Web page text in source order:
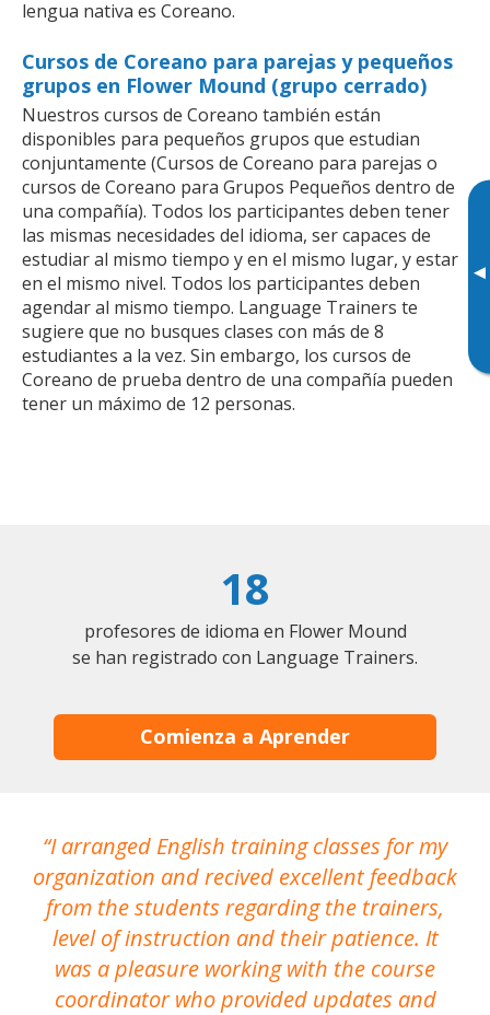
▸
lengua nativa es Coreano.
Cursos de Coreano para parejas y pequeños
grupos en Flower Mound (grupo cerrado)
Nuestros cursos de Coreano también están
disponibles para pequeños grupos que estudian
conjuntamente (Cursos de Coreano para parejas o
cursos de Coreano para Grupos Pequeños dentro de
una compañía). Todos los participantes deben tener
las mismas necesidades del idioma, ser capaces de
estudiar al mismo tiempo y en el mismo lugar, y estar
en el mismo nivel. Todos los participantes deben
agendar al mismo tiempo. Language Trainers te
sugiere que no busques clases con más de 8
estudiantes a la vez. Sin embargo, los cursos de
Coreano de prueba dentro de una compañía pueden
tener un máximo de 12 personas.
18
profesores de idioma en Flower Mound
se han registrado con Language Trainers.
Comienza a Aprender
I arranged English training classes for my
organization and recived excellent feedback
from the students regarding the trainers,
level of instruction and their patience. It
was a pleasure working with the course
coordinator who provided updates and